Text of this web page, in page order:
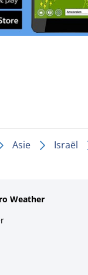
Asie Israël
Weather